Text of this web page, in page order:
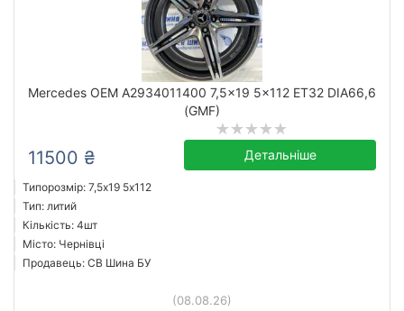
Mercedes OEM A2934011400 7,5x19 5x112 ET32 DIA66,6
(GMF)
11500 ₴ Детальніше
Типорозмір: 7,5x19 5х112
Тип: литий
Кількість: 4шт
Місто: Чернівці
Продавець: СВ Шина БУ
(08.08.26)